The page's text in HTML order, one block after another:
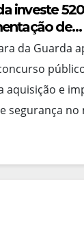
investe
de
segurança
da Guarda
aquisição e
segurança